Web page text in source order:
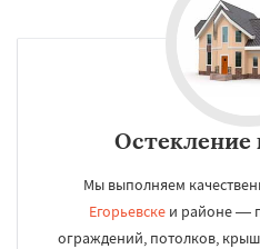
Мы выполняем
Егорьевскеи районе —
ограждений, потолков,